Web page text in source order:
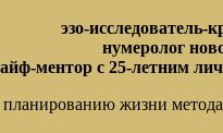
эзо-
нумеролог
ментор с 25-летним
жизни